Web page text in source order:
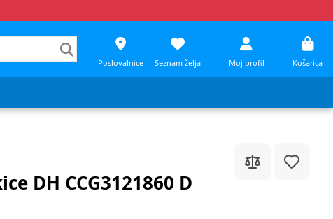
Poslovalnice Seznam želja Moj profil Košarica
DH CCG3121860 D